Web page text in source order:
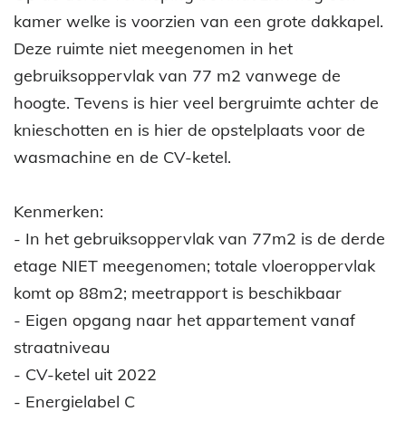
kamer welke is voorzien van een grote dakkapel.
Deze ruimte niet meegenomen in het
gebruiksoppervlak van 77 m2 vanwege de
hoogte. Tevens is hier veel bergruimte achter de
knieschotten en is hier de opstelplaats voor de
wasmachine en de CV-ketel.
Kenmerken:
- In het gebruiksoppervlak van 77m2 is de derde
etage NIET meegenomen; totale vloeroppervlak
komt op 88m2; meetrapport is beschikbaar
- Eigen opgang naar het appartement vanaf
straatniveau
- CV-ketel uit 2022
- Energielabel C